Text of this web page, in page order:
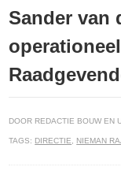
Sander van
DOOR REDACTIE BOUW EN
TAGS: DIRECTIE, NIEMAN